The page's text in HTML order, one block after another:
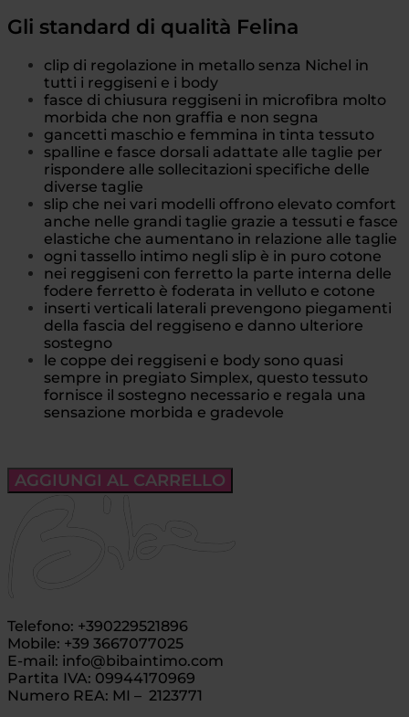
Gli standard di qualità Felina
clip di regolazione in metallo senza Nichel in
tutti i reggiseni e i body
fasce di chiusura reggiseni in microfibra molto
morbida che non graffia e non segna
gancetti maschio e femmina in tinta tessuto
spalline e fasce dorsali adattate alle taglie per
rispondere alle sollecitazioni specifiche delle
diverse taglie
slip che nei vari modelli offrono elevato comfort
anche nelle grandi taglie grazie a tessuti e fasce
elastiche che aumentano in relazione alle taglie
ogni tassello intimo negli slip è in puro cotone
nei reggiseni con ferretto la parte interna delle
fodere ferretto è foderata in velluto e cotone
inserti verticali laterali prevengono piegamenti
della fascia del reggiseno e danno ulteriore
sostegno
le coppe dei reggiseni e body sono quasi
sempre in pregiato Simplex, questo tessuto
fornisce il sostegno necessario e regala una
sensazione morbida e gradevole
AGGIUNGI AL CARRELLO
Telefono: +390229521896
Mobile: +39 3667077025
E-mail: info@bibaintimo.com
Partita IVA: 09944170969
Numero REA: MI – 2123771